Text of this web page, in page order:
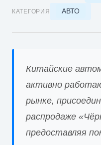
КАТЕГОРИЯ АВТО
Китайские
активно
рынке,
распродаже
предоставляя